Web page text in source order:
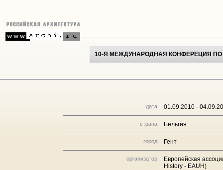
10-Я МЕЖДУНАРОДНАЯ КОНФЕРЕЦИЯ
дата: 01.09.2010 -
страна: Бельгия
город: Гент
организатор:
Европейская
History - EAUH)